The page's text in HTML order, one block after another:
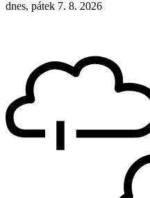
dnes, pátek 7. 8. 2026